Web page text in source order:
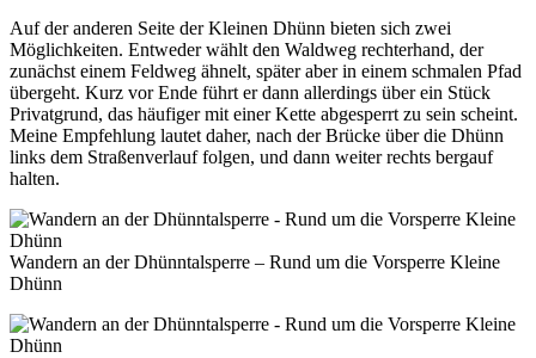
Auf der anderen Seite der Kleinen Dhünn bieten sich zwei
Möglichkeiten. Entweder wählt den Waldweg rechterhand, der
zunächst einem Feldweg ähnelt, später aber in einem schmalen Pfad
übergeht. Kurz vor Ende führt er dann allerdings über ein Stück
Privatgrund, das häufiger mit einer Kette abgesperrt zu sein scheint.
Meine Empfehlung lautet daher, nach der Brücke über die Dhünn
links dem Straßenverlauf folgen, und dann weiter rechts bergauf
halten.
Wandern an der Dhünntalsperre – Rund um die Vorsperre Kleine
Dhünn